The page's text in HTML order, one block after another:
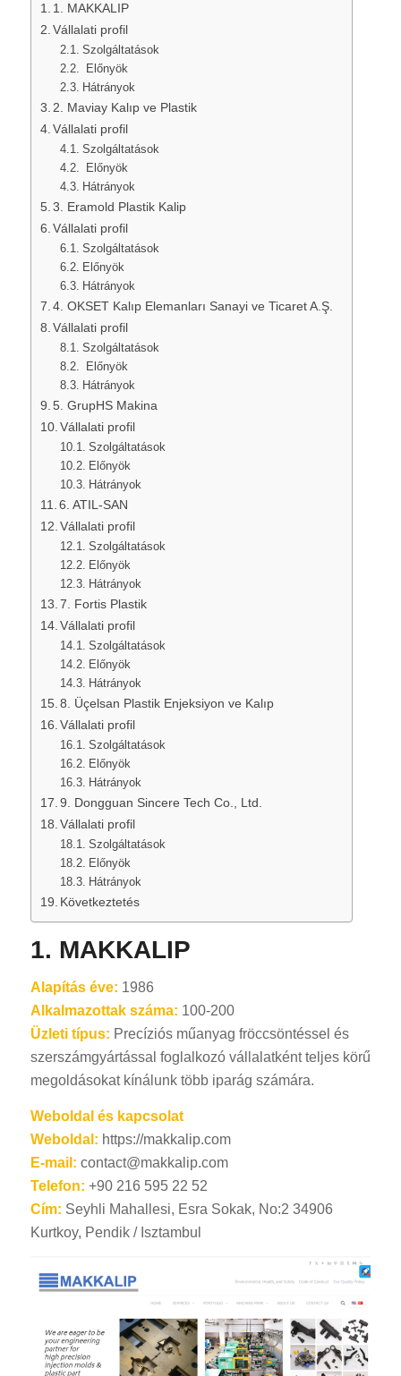
1. MAKKALIP
Vállalati profil
Szolgáltatások
Előnyök
Hátrányok
2. Maviay Kalıp ve Plastik
Vállalati profil
Szolgáltatások
Előnyök
Hátrányok
3. Eramold Plastik Kalip
Vállalati profil
Szolgáltatások
Előnyök
Hátrányok
4. OKSET Kalıp Elemanları Sanayi ve Ticaret A.Ş.
Vállalati profil
Szolgáltatások
Előnyök
Hátrányok
5. GrupHS Makina
Vállalati profil
Szolgáltatások
Előnyök
Hátrányok
6. ATIL-SAN
Vállalati profil
Szolgáltatások
Előnyök
Hátrányok
7. Fortis Plastik
Vállalati profil
Szolgáltatások
Előnyök
Hátrányok
8. Üçelsan Plastik Enjeksiyon ve Kalıp
Vállalati profil
Szolgáltatások
Előnyök
Hátrányok
9. Dongguan Sincere Tech Co., Ltd.
Vállalati profil
Szolgáltatások
Előnyök
Hátrányok
Következtetés
1. MAKKALIP
Alapítás éve: 1986
Alkalmazottak száma: 100-200
Üzleti típus: Precíziós műanyag fröccsöntéssel és
szerszámgyártással foglalkozó vállalatként teljes körű
megoldásokat kínálunk több iparág számára.
Weboldal és kapcsolat
Weboldal: https://makkalip.com
E-mail: contact@makkalip.com
Telefon: +90 216 595 22 52
Cím: Seyhli Mahallesi, Esra Sokak, No:2 34906
Kurtkoy, Pendik / Isztambul